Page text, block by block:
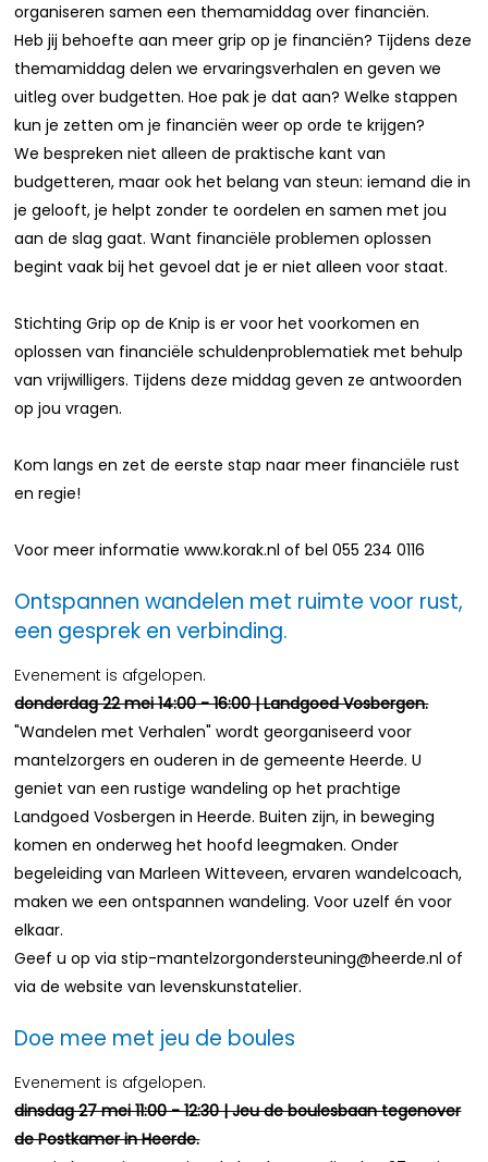
organiseren samen een themamiddag over financiën.
Heb jij behoefte aan meer grip op je financiën? Tijdens deze
themamiddag delen we ervaringsverhalen en geven we
uitleg over budgetten. Hoe pak je dat aan? Welke stappen
kun je zetten om je financiën weer op orde te krijgen?
We bespreken niet alleen de praktische kant van
budgetteren, maar ook het belang van steun: iemand die in
je gelooft, je helpt zonder te oordelen en samen met jou
aan de slag gaat. Want financiële problemen oplossen
begint vaak bij het gevoel dat je er niet alleen voor staat.
Stichting Grip op de Knip is er voor het voorkomen en
oplossen van financiële schuldenproblematiek met behulp
van vrijwilligers. Tijdens deze middag geven ze antwoorden
op jou vragen.
Kom langs en zet de eerste stap naar meer financiële rust
en regie!
Voor meer informatie www.korak.nl of bel 055 234 0116
Ontspannen wandelen met ruimte voor rust,
een gesprek en verbinding.
Evenement is afgelopen.
donderdag 22 mei 14:00 - 16:00 | Landgoed Vosbergen.
"Wandelen met Verhalen" wordt georganiseerd voor
mantelzorgers en ouderen in de gemeente Heerde. U
geniet van een rustige wandeling op het prachtige
Landgoed Vosbergen in Heerde. Buiten zijn, in beweging
komen en onderweg het hoofd leegmaken. Onder
begeleiding van Marleen Witteveen, ervaren wandelcoach,
maken we een ontspannen wandeling. Voor uzelf én voor
elkaar.
Geef u op via stip-mantelzorgondersteuning@heerde.nl of
via de website van levenskunstatelier.
Doe mee met jeu de boules
Evenement is afgelopen.
dinsdag 27 mei 11:00 - 12:30 | Jeu de boulesbaan tegenover
de Postkamer in Heerde.